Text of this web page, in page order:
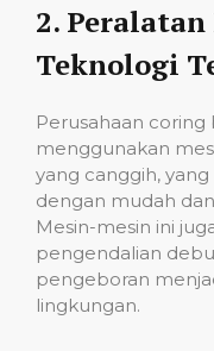
2. Peralatan
Teknologi
Perusahaan
menggunakan
yang canggih,
dengan mudah
Mesin-mesin ini
pengendalian
pengeboran
lingkungan.